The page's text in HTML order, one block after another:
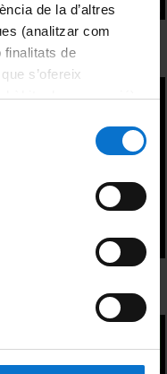
de la d’altres
(analitzar com
finalitats de
s’ofereix
hàbits de navegació).
lloc web de la